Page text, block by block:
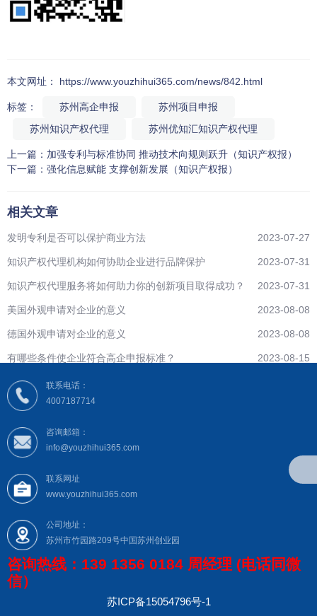
本文网址： https://www.youzhihui365.com/news/842.html
标签： 苏州高企申报
苏州项目申报
苏州知识产权代理
苏州优知汇知识产权代理
上一篇： 加强专利与标准协同 推动技术向规则跃升（知识产权报）
下一篇： 强化信息赋能 支撑创新发展（知识产权报）
相关文章
2023-07-27
发明专利是否可以保护商业方法
2023-07-31
知识产权代理机构如何协助企业进行品牌保护
2023-07-31
知识产权代理服务将如何助力你的创新项目取得成功？
2023-08-08
美国外观申请对企业的意义
2023-08-08
德国外观申请对企业的意义
2023-08-15
有哪些条件使企业符合高企申报标准？
联系电话：
4007187714
咨询邮箱：
info@youzhihui365.com
联系网址
www.youzhihui365.com
公司地址：
苏州市竹园路209号中国苏州创业园
咨询热线：139 1356 0184 周经理 (电话同微
信）
苏ICP备15054796号-1